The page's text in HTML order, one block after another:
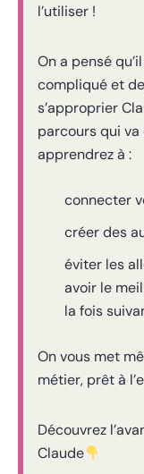
l’utiliser !
On a pensé
compliqué et
s’approprier
parcours qui
apprendrez à :
connecter
créer des
éviter les
avoir le
la fois
On vous met
métier, prêt à
Découvrez
Claude